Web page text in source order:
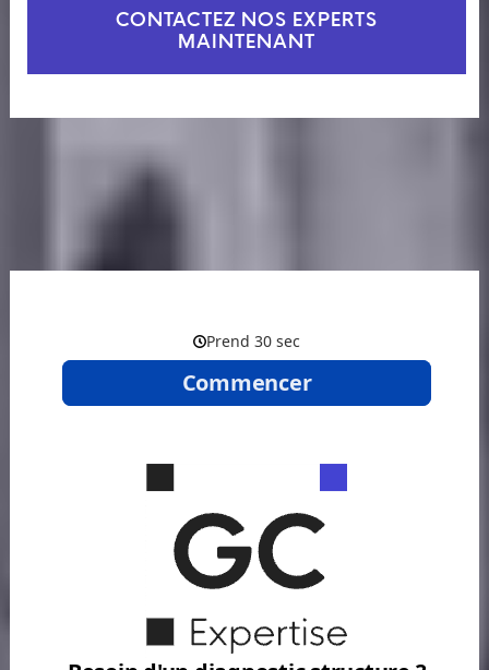
CONTACTEZ NOS EXPERTS
MAINTENANT